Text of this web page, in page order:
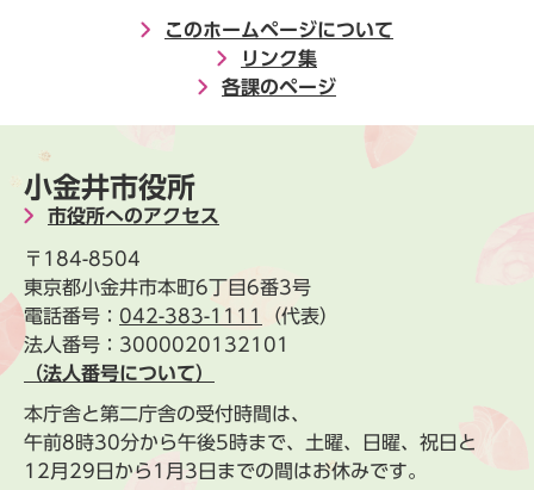
このホームページについて
リンク集
各課のページ
小金井市役所
市役所へのアクセス
〒184-8504
東京都小金井市本町6丁目6番3号
電話番号： 042-383-1111
（代表）
法人番号：3000020132101
（法人番号について）
本庁舎と第二庁舎の受付時間は、
午前8時30分から午後5時まで、土曜、日曜、祝日と
12月29日から1月3日までの間はお休みです。